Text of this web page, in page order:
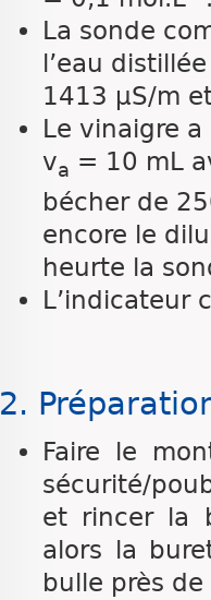
La sonde
l’eau
1413 µS/m
Le vinaigre
va = 10 mL
bécher de
encore le
heurte la
L’indicateur
2.
Faire le
sécurité/
et rincer la
alors la
bulle près